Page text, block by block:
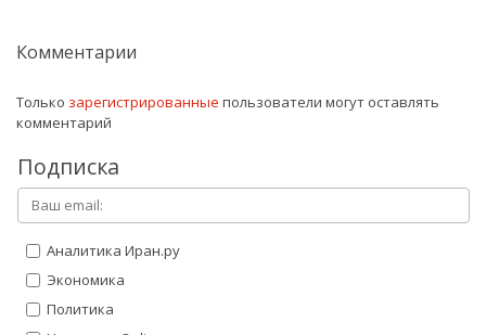
Комментарии
Только зарегистрированные пользователи могут оставлять
комментарий
Подписка
Аналитика Иран.ру
Экономика
Политика